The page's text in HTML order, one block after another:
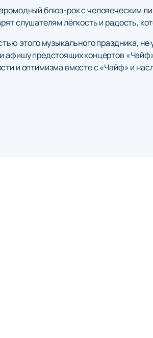
блюз-рок с человеческим
слушателям лёгкость и радость,
этого музыкального праздника, не
афишу предстоящих концертов
и оптимизма вместе с «Чайф» и